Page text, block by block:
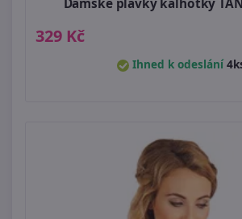
Dámské plavky kalhotky
329 Kč
Ihned k odeslání